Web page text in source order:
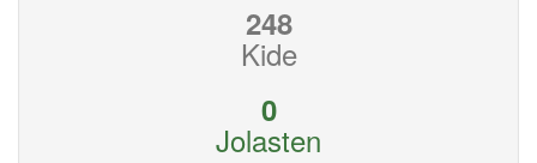
248
Kide
0
Jolasten